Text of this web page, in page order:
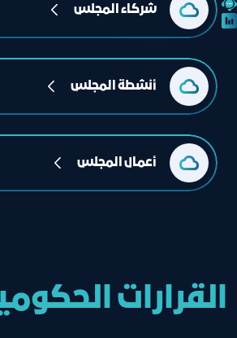
شركاء المجلس
أنشطة المجلس
أعمال المجلس
القرارات